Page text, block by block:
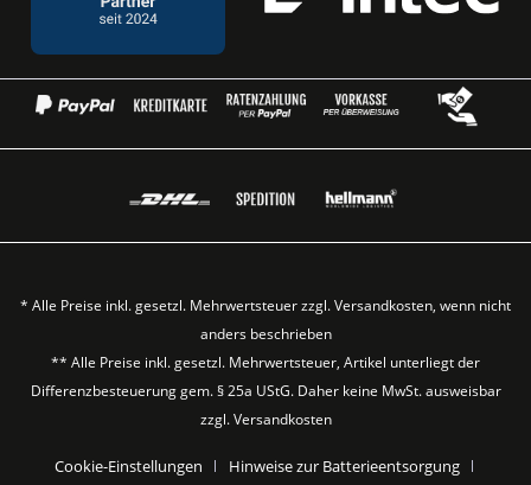
* Alle Preise inkl. gesetzl. Mehrwertsteuer zzgl.Versandkosten, wenn nicht
anders beschrieben
** Alle Preise inkl. gesetzl. Mehrwertsteuer, Artikel unterliegt der
Differenzbesteuerung gem. § 25a UStG. Daher keine MwSt. ausweisbar
zzgl.Versandkosten
Cookie-Einstellungen Hinweise zur Batterieentsorgung